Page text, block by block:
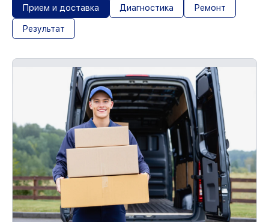
Прием и доставка Диагностика Ремонт
Результат